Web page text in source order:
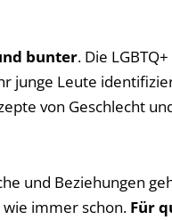
bunter. Die
junge Leute
von Geschlecht
und Beziehungen
immer schon. Für